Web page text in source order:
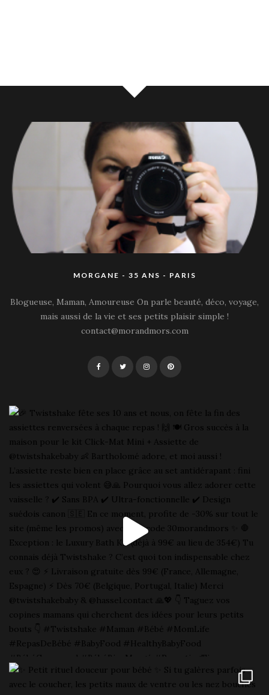
MORGANE - 35 ANS - PARIS
Blogueuse, Maman, Amoureuse On parle beauté, déco, voyage,
mais aussi de la vie et ses petits plaisir simple !
contact@morandmors.com